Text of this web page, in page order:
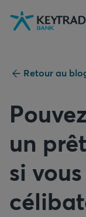
Aller
Aller
Aller
au
Retour au
un
si